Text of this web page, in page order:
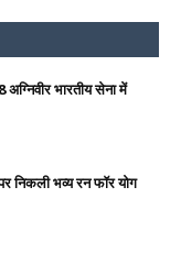
भारतीय सेना में
निकली भव्य रन फॉर योग